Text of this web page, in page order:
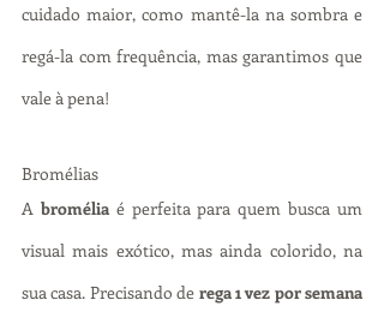
cuidado maior, como mantê-la na sombra e
regá-la com frequência, mas garantimos que
vale à pena!
Bromélias
A bromélia é perfeita para quem busca um
visual mais exótico, mas ainda colorido, na
sua casa. Precisando de rega 1 vez por semana